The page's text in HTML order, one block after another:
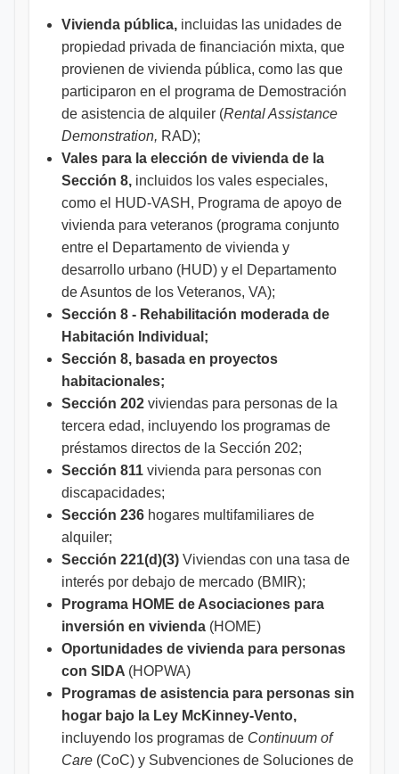
Vivienda pública, incluidas las unidades de
propiedad privada de financiación mixta, que
provienen de vivienda pública, como las que
participaron en el programa de Demostración
de asistencia de alquiler (Rental Assistance
Demonstration, RAD);
Vales para la elección de vivienda de la
Sección 8, incluidos los vales especiales,
como el HUD-VASH, Programa de apoyo de
vivienda para veteranos (programa conjunto
entre el Departamento de vivienda y
desarrollo urbano (HUD) y el Departamento
de Asuntos de los Veteranos, VA);
Sección 8 - Rehabilitación moderada de
Habitación Individual;
Sección 8, basada en proyectos
habitacionales;
Sección 202 viviendas para personas de la
tercera edad, incluyendo los programas de
préstamos directos de la Sección 202;
Sección 811 vivienda para personas con
discapacidades;
Sección 236 hogares multifamiliares de
alquiler;
Sección 221(d)(3) Viviendas con una tasa de
interés por debajo de mercado (BMIR);
Programa HOME de Asociaciones para
inversión en vivienda (HOME)
Oportunidades de vivienda para personas
con SIDA (HOPWA)
Programas de asistencia para personas sin
hogar bajo la Ley McKinney-Vento,
incluyendo los programas de Continuum of
Care (CoC) y Subvenciones de Soluciones de